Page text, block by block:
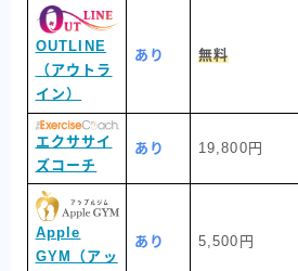
OUTLINE
（アウトラ
イン）
あり 無料
エクササイ
ズコーチ
あり 19,800円
Apple
GYM（アッ
あり 5,500円